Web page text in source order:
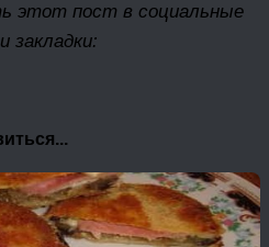
этот пост в социальные
закладки: